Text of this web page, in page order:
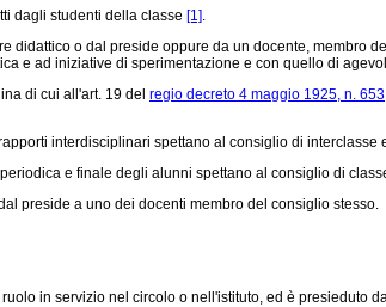
dagli studenti della classe [1].
o dal preside oppure da un docente, membro
e ad iniziative di sperimentazione e con quello di
di cui all'art. 19 del regio decreto 4 maggio 1925, n. 653
interdisciplinari spettano al consiglio di interclasse
e finale degli alunni spettano al consiglio di
preside a uno dei docenti membro del consiglio stesso.
in servizio nel circolo o nell'istituto, ed è presieduto